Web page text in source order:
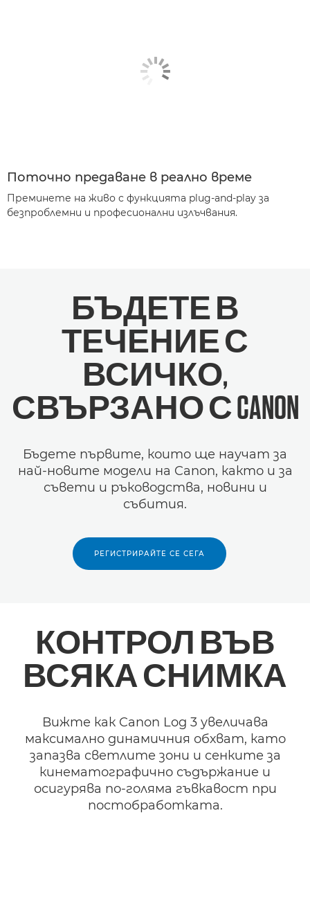
Поточно предаване в реално време
Преминете на живо с функцията plug-and-play за
безпроблемни и професионални излъчвания.
БЪДЕТЕ В
ТЕЧЕНИЕ С
ВСИЧКО,
СВЪРЗАНО С CANON
Бъдете първите, които ще научат за
най-новите модели на Canon, както и за
съвети и ръководства, новини и
събития.
РЕГИСТРИРАЙТЕ СЕ СЕГА
КОНТРОЛ ВЪВ
ВСЯКА СНИМКА
Вижте как Canon Log 3 увеличава
максимално динамичния обхват, като
запазва светлите зони и сенките за
кинематографично съдържание и
осигурява по-голяма гъвкавост при
постобработката.